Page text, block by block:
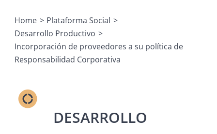
Comunicaciones
Home
Plataforma Social
Desarrollo Productivo
Incorporación de proveedores a su política de
Responsabilidad Corporativa